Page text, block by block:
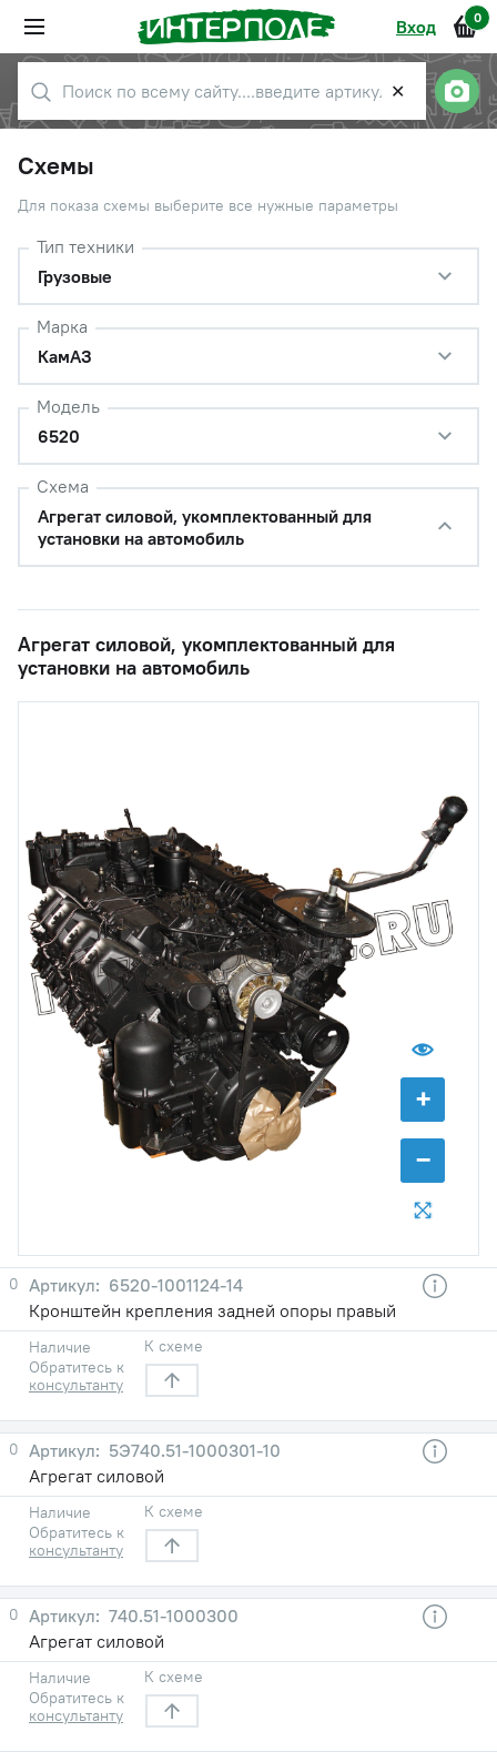
Вход 0
✕
Схемы
Для показа схемы выберите все нужные параметры
Тип техники
Грузовые
Марка
КамАЗ
Модель
6520
Схема
Агрегат силовой, укомплектованный для
установки на автомобиль
Агрегат силовой, укомплектованный для
установки на автомобиль
+
−
0
6520-1001124-14
Кронштейн крепления задней опоры правый
Наличие
Обратитесь к
консультанту
К схеме
0
5Э740.51-1000301-10
Агрегат силовой
Наличие
Обратитесь к
консультанту
К схеме
0
740.51-1000300
Агрегат силовой
Наличие
Обратитесь к
консультанту
К схеме